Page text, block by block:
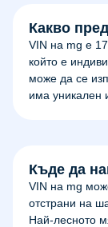
Какво
VIN на mg е
който е
може да се
има уникален
Къде да
VIN на mg
отстрани на
Най-лесното